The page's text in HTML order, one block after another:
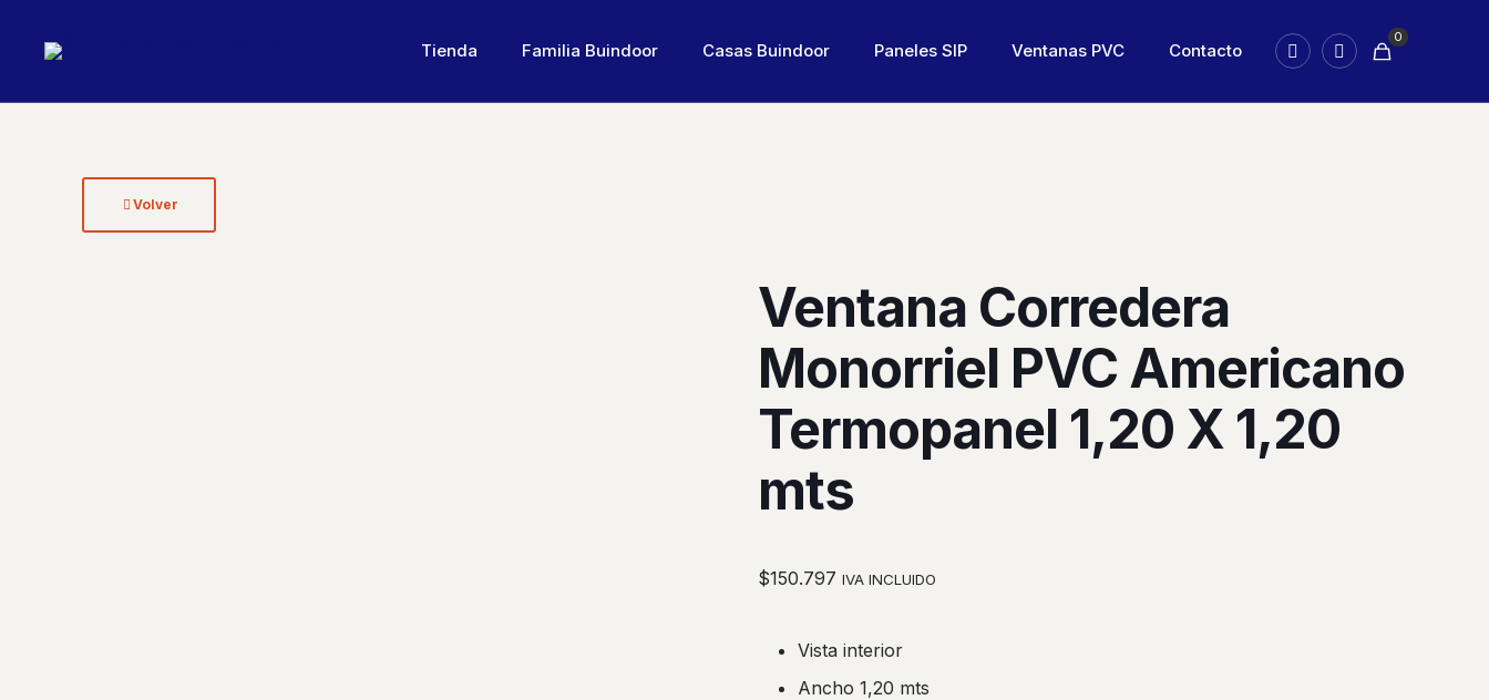
Tienda Familia Buindoor Casas Buindoor Paneles SIP Ventanas PVC Contacto
0
Volver
Ventana Corredera
Monorriel PVC Americano
Termopanel 1,20 X 1,20
mts
$150.797 IVA INCLUIDO
Vista interior
Ancho 1,20 mts